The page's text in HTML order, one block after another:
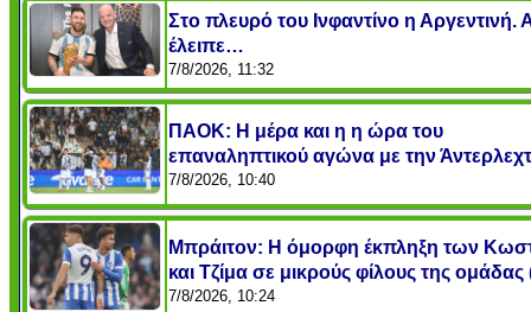
Στο πλευρό του Ινφαντίνο η Αργεντινή.
έλειπε…
7/8/2026, 11:32
ΠΑΟΚ: Η μέρα και η η ώρα του
επαναληπτικού αγώνα με την Άντερλεχτ
7/8/2026, 10:40
Μπράιτον: Η όμορφη έκπληξη των
και Τζίμα σε μικρούς φίλους της ομάδας
7/8/2026, 10:24